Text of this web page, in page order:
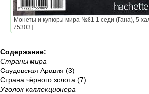
Монеты и купюры мира №81 1 седи (Гана), 5
75303 ]
Содержание:
Страны мира
Саудовская Аравия (3)
Страна чёрного золота (7)
Уголок коллекционера